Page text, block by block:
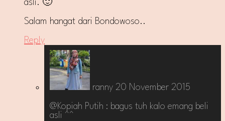
asli. 🙂
Salam hangat dari Bondowoso..
Reply
ranny 20 November 2015
@Kopiah Putih : bagus tuh kalo emang beli
asli ^^